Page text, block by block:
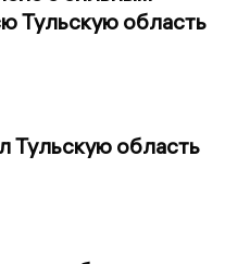
Тульскую область
Тульскую область